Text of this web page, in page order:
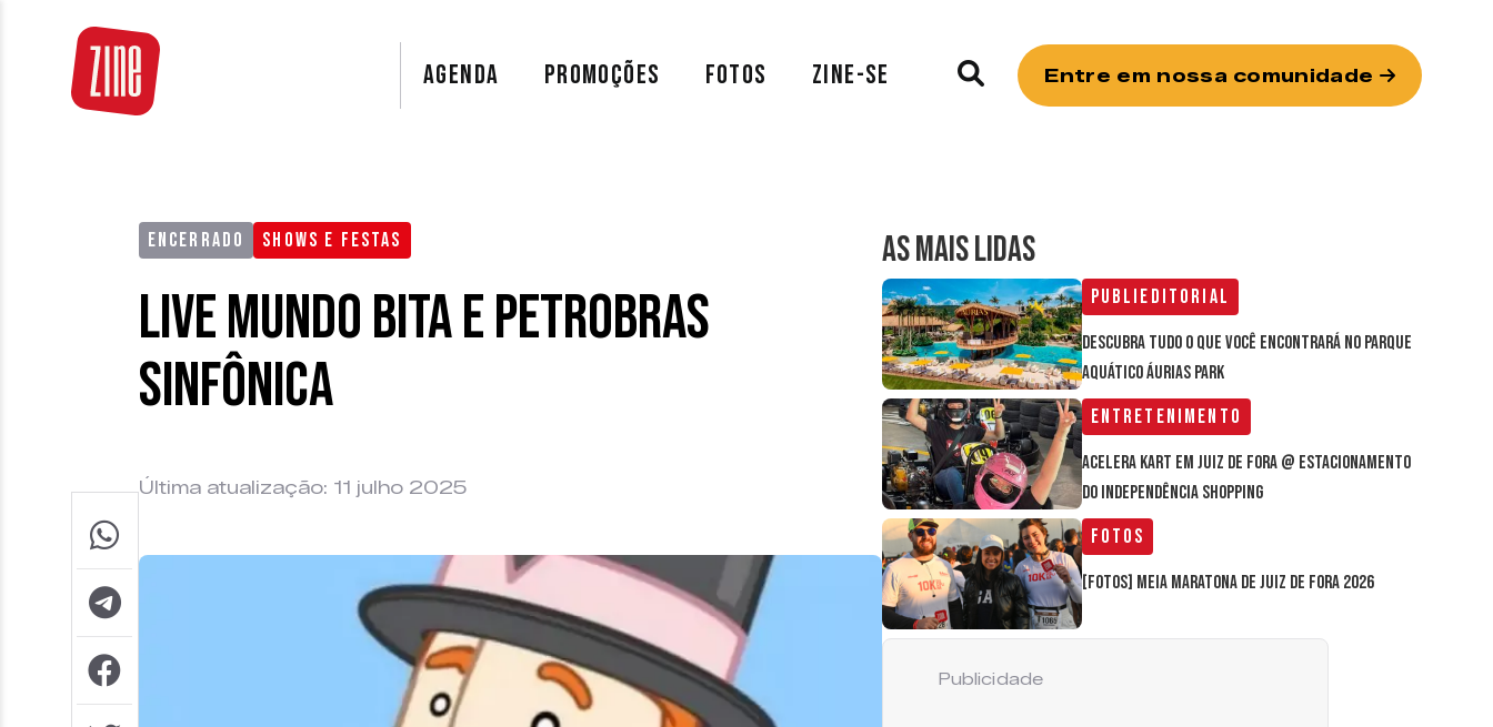
AGENDA PROMOÇÕES FOTOS ZINE-SE Entre em nossa comunidade
ENCERRADO SHOWS E FESTAS
Live Mundo Bita e Petrobras
Sinfônica
Última atualização: 11 julho 2025
AS MAIS LIDAS
Publieditorial
Descubra tudo o que você encontrará no parque
aquático Áurias Park
Entretenimento
Acelera Kart em Juiz de Fora @ estacionamento
do Independência Shopping
Fotos
[FOTOS] Meia Maratona de Juiz de Fora 2026
Publicidade